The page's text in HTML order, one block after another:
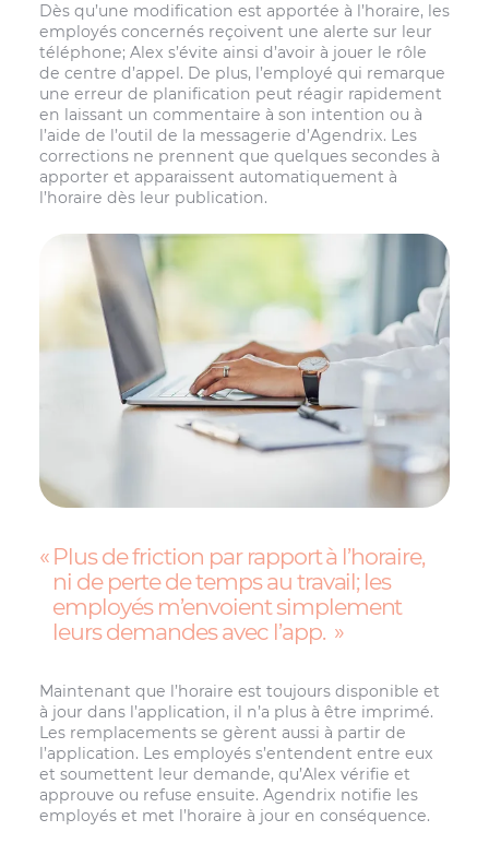
Dès qu’une modification est apportée à l’horaire, les
employés concernés reçoivent une alerte sur leur
téléphone; Alex s’évite ainsi d’avoir à jouer le rôle
de centre d’appel. De plus, l’employé qui remarque
une erreur de planification peut réagir rapidement
en laissant un commentaire à son intention ou à
l’aide de l’outil de la messagerie d’Agendrix. Les
corrections ne prennent que quelques secondes à
apporter et apparaissent automatiquement à
l’horaire dès leur publication.
Plus de friction par rapport à l’horaire,
ni de perte de temps au travail; les
employés m’envoient simplement
leurs demandes avec l’app.
Maintenant que l’horaire est toujours disponible et
à jour dans l’application, il n’a plus à être imprimé.
Les remplacements se gèrent aussi à partir de
l’application. Les employés s’entendent entre eux
et soumettent leur demande, qu’Alex vérifie et
approuve ou refuse ensuite. Agendrix notifie les
employés et met l’horaire à jour en conséquence.